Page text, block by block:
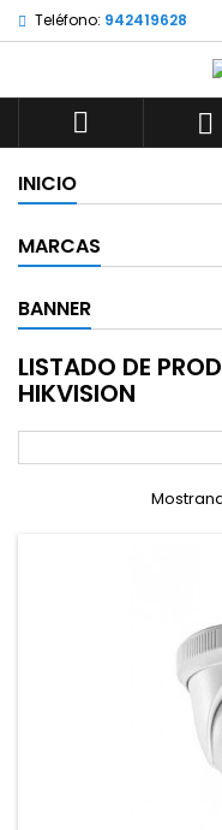
Teléfono: 942419628
 
INICIO
MARCAS
BANNER
LISTADO DE
HIKVISION